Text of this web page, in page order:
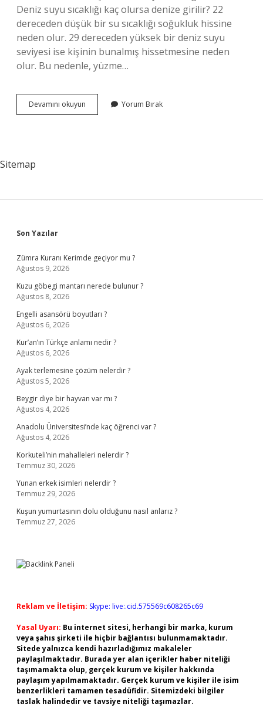
Deniz suyu sıcaklığı kaç olursa denize girilir? 22
dereceden düşük bir su sıcaklığı soğukluk hissine
neden olur. 29 dereceden yüksek bir deniz suyu
seviyesi ise kişinin bunalmış hissetmesine neden
olur. Bu nedenle, yüzme…
Devamını okuyun Samsunda
Deniz
Yorum Bırak
Sitemap
Sidebar
Son Yazılar
Zümra Kuranı Kerimde geçiyor mu ?
Ağustos 9, 2026
Kuzu göbegi mantarı nerede bulunur ?
Ağustos 8, 2026
Engelli asansörü boyutları ?
Ağustos 6, 2026
Kur’an’ın Türkçe anlamı nedir ?
Ağustos 6, 2026
Ayak terlemesine çözüm nelerdir ?
Ağustos 5, 2026
Beygir diye bir hayvan var mı ?
Ağustos 4, 2026
Anadolu Üniversitesi’nde kaç öğrenci var ?
Ağustos 4, 2026
Korkuteli’nin mahalleleri nelerdir ?
Temmuz 30, 2026
Yunan erkek isimleri nelerdir ?
Temmuz 29, 2026
Kuşun yumurtasının dolu olduğunu nasıl anlarız ?
Temmuz 27, 2026
Reklam ve İletişim: Skype: live:.cid.575569c608265c69
Yasal Uyarı: Bu internet sitesi, herhangi bir marka, kurum
veya şahıs şirketi ile hiçbir bağlantısı bulunmamaktadır.
Sitede yalnızca kendi hazırladığımız makaleler
paylaşılmaktadır. Burada yer alan içerikler haber niteliği
taşımamakta olup, gerçek kurum ve kişiler hakkında
paylaşım yapılmamaktadır. Gerçek kurum ve kişiler ile isim
benzerlikleri tamamen tesadüfidir. Sitemizdeki bilgiler
taslak halindedir ve tavsiye niteliği taşımazlar.